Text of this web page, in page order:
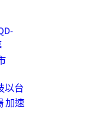
以台
加速